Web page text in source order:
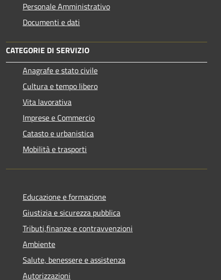
Personale Amministrativo
Documenti e dati
CATEGORIE DI SERVIZIO
Anagrafe e stato civile
Cultura e tempo libero
Vita lavorativa
Imprese e Commercio
Catasto e urbanistica
Mobilità e trasporti
Educazione e formazione
Giustizia e sicurezza pubblica
Tributi,finanze e contravvenzioni
Ambiente
Salute, benessere e assistenza
Autorizzazioni